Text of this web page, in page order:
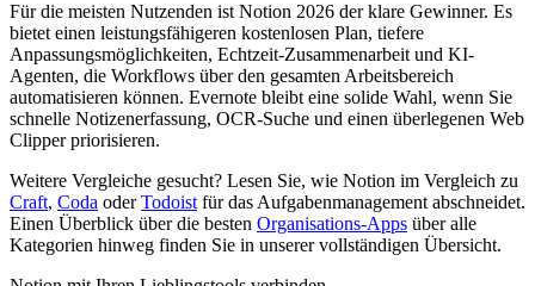
Für die meisten Nutzenden ist Notion 2026 der klare Gewinner. Es
bietet einen leistungsfähigeren kostenlosen Plan, tiefere
Anpassungsmöglichkeiten, Echtzeit-Zusammenarbeit und KI-
Agenten, die Workflows über den gesamten Arbeitsbereich
automatisieren können. Evernote bleibt eine solide Wahl, wenn Sie
schnelle Notizenerfassung, OCR-Suche und einen überlegenen Web
Clipper priorisieren.
Weitere Vergleiche gesucht? Lesen Sie, wie Notion im Vergleich zu
Craft, Coda oderTodoist für das Aufgabenmanagement abschneidet.
Einen Überblick über die besten Organisations-Apps über alle
Kategorien hinweg finden Sie in unserer vollständigen Übersicht.